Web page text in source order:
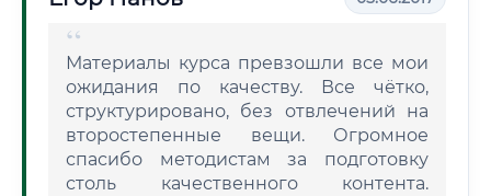
Материалы курса превзошли все мои
ожидания по качеству. Все чётко,
структурировано, без отвлечений на
второстепенные вещи. Огромное
спасибо методистам за подготовку
столь качественного контента.